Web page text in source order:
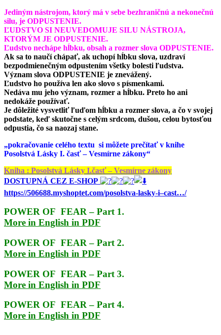
Jediným nástrojom, ktorý má v sebe bezhraničnú a nekonečnú
silu, je ODPUSTENIE.
ĽUDSTVO SI NEUVEDOMUJE SILU NÁSTROJA,
KTORÝM JE ODPUSTENIE.
Ľudstvo nechápe hĺbku, obsah a rozmer slova ODPUSTENIE.
Ak sa to naučí chápať, ak uchopí hĺbku slova, uzdraví
bezpodmienečným odpustením všetky bolesti ľudstva.
Význam slova ODPUSTENIE je znevážený.
Ľudstvo ho používa len ako slovo s písmenkami.
Nedáva mu jeho význam, rozmer a hĺbku. Preto ho ani
nedokáže používať.
Je dôležité vysvetliť ľuďom hĺbku a rozmer slova, a čo v svojej
podstate, keď skutočne s celým srdcom, dušou, celou bytosťou
odpustia, čo sa naozaj stane.
„pokračovanie celého textu si môžete prečítať v knihe
Posolstvá Lásky I. časť – Vesmírne zákony“
Kniha : Posolstvá Lásky I.časť – Vesmírne zákony
DOSTUPNÁ CEZ E-SHOP
https://506688.myshoptet.com/posolstva-lasky-i–cast…/
POWER OF FEAR – Part 1.
More in English in PDF
POWER OF FEAR – Part 2.
More in English in PDF
POWER OF FEAR – Part 3.
More in English in PDF
POWER OF FEAR – Part 4.
More in English in PDF